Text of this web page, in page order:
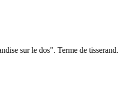
sur le dos". Terme de tisserand.